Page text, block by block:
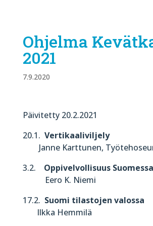
Ohjelma
2021
7.9.2020
Päivitetty 20.2.2021
20.1. Vertikaaliviljely
Janne Karttunen,
3.2. Oppivelvollisuus
Eero K. Niemi
17.2. Suomi tilastojen valossa
Ilkka Hemmilä